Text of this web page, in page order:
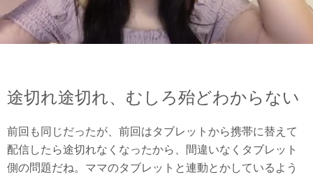
途切れ途切れ、むしろ殆どわからない
前回も同じだったが、前回はタブレットから携帯に替えて
配信したら途切れなくなったから、間違いなくタブレット
側の問題だね。ママのタブレットと連動とかしているよう